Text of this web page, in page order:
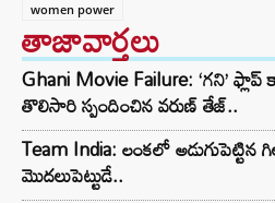
women power
తాజావార్తలు
Ghani Movie Failure: ‘గని’
తొలిసారి స్పందించిన వరుణ్ తేజ్..
Team India: లంకలో అడుగుపెట్టిన
మొదలుపెట్టుడే..